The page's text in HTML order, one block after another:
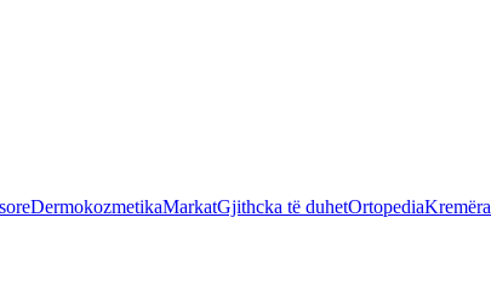
DermokozmetikaMarkatGjithcka të duhetOrtopedia